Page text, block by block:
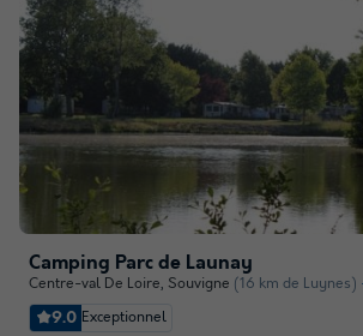
Camping Parc de Launay
Centre-val De Loire, Souvigne (16 km de Luynes)
9.0 Exceptionnel